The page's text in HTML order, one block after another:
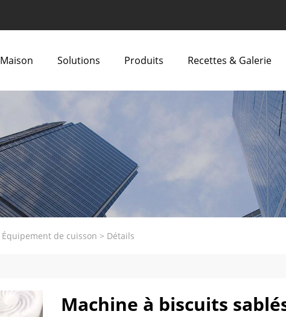
Maison Solutions Produits Recettes & Galerie
Équipement de cuisson > Détails
Machine à biscuits